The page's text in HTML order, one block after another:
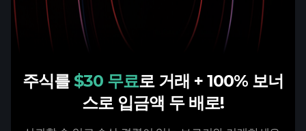
주식를 $30 무료로 거래 + 100% 보너
스로 입금액 두 배로!